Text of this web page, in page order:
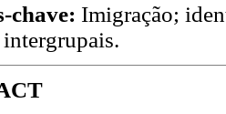
chave: Imigração;
intergrupais.